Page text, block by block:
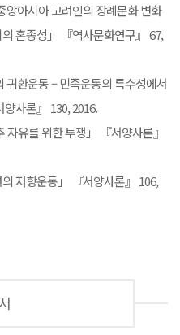
앙아시아 고려인의 장례문화 변화
혼종성」 『역사문화연구』 67,
귀환운동 – 민족운동의 특수성에서
사론』 130, 2016.
자유를 위한 투쟁」 『서양사론』
의 저항운동」 『서양사론』 106,